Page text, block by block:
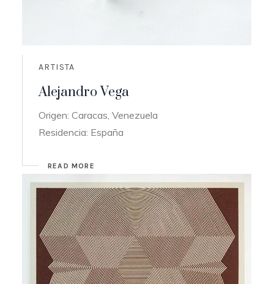
ARTISTA
Alejandro Vega
Origen: Caracas, Venezuela
Residencia: España
READ MORE